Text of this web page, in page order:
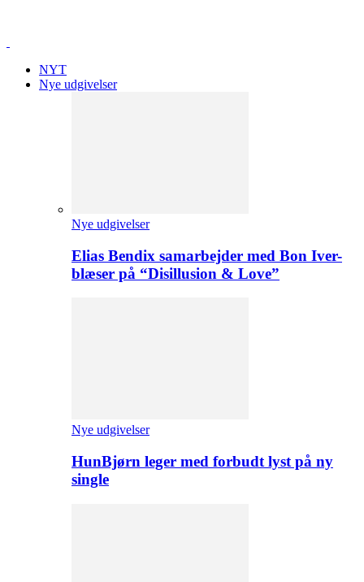
NYT
Nye udgivelser
Nye udgivelser
Elias Bendix samarbejder med Bon Iver-
blæser på “Disillusion & Love”
Nye udgivelser
HunBjørn leger med forbudt lyst på ny
single